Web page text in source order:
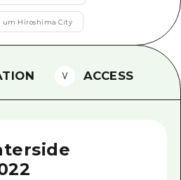
Führer
von Hiroshima
um Hiroshima City
ACCESS